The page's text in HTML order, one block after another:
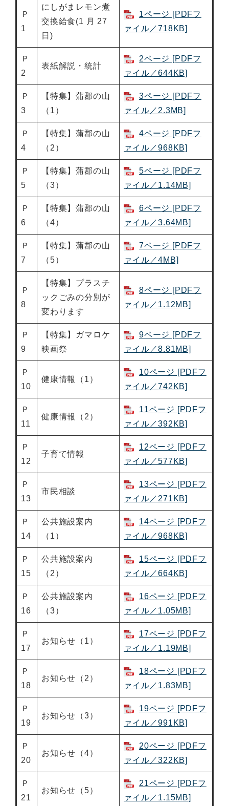
Ｐ
1
にしがまレモン煮
交換給食(1 月 27
日)
1ページ [PDFフ
ァイル／718KB]
Ｐ
2
表紙解説・統計
2ページ [PDFフ
ァイル／644KB]
Ｐ
3
【特集】蒲郡の山
（1）
3ページ [PDFフ
ァイル／2.3MB]
Ｐ
4
【特集】蒲郡の山
（2）
4ページ [PDFフ
ァイル／968KB]
Ｐ
5
【特集】蒲郡の山
（3）
5ページ [PDFフ
ァイル／1.14MB]
Ｐ
6
【特集】蒲郡の山
（4）
6ページ [PDFフ
ァイル／3.64MB]
Ｐ
7
【特集】蒲郡の山
（5）
7ページ [PDFフ
ァイル／4MB]
Ｐ
8
【特集】プラスチ
ックごみの分別が
変わります
8ページ [PDFフ
ァイル／1.12MB]
Ｐ
9
【特集】ガマロケ
映画祭
9ページ [PDFフ
ァイル／8.81MB]
Ｐ
10
健康情報（1）
10ページ [PDFフ
ァイル／742KB]
Ｐ
11
健康情報（2）
11ページ [PDFフ
ァイル／392KB]
Ｐ
12
子育て情報
12ページ [PDFフ
ァイル／577KB]
Ｐ
13
市民相談
13ページ [PDFフ
ァイル／271KB]
Ｐ
14
公共施設案内
（1）
14ページ [PDFフ
ァイル／968KB]
Ｐ
15
公共施設案内
（2）
15ページ [PDFフ
ァイル／664KB]
Ｐ
16
公共施設案内
（3）
16ページ [PDFフ
ァイル／1.05MB]
Ｐ
17
お知らせ（1）
17ページ [PDFフ
ァイル／1.19MB]
Ｐ
18
お知らせ（2）
18ページ [PDFフ
ァイル／1.83MB]
Ｐ
19
お知らせ（3）
19ページ [PDFフ
ァイル／991KB]
Ｐ
20
お知らせ（4）
20ページ [PDFフ
ァイル／322KB]
Ｐ
21
お知らせ（5）
21ページ [PDFフ
ァイル／1.15MB]